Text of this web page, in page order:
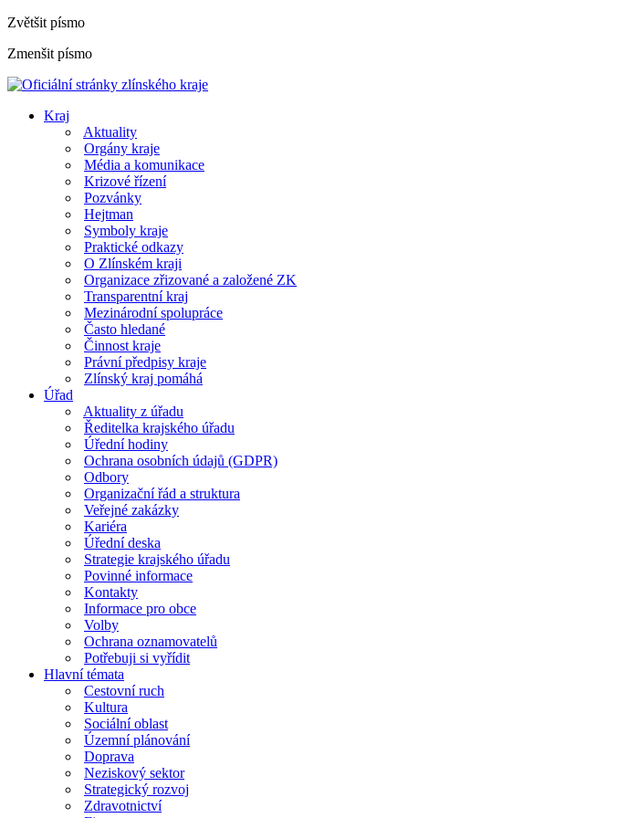
Zvětšit písmo
Zmenšit písmo
Kraj
Aktuality
Orgány kraje
Média a komunikace
Krizové řízení
Pozvánky
Hejtman
Symboly kraje
Praktické odkazy
O Zlínském kraji
Organizace zřizované a založené ZK
Transparentní kraj
Mezinárodní spolupráce
Často hledané
Činnost kraje
Právní předpisy kraje
Zlínský kraj pomáhá
Úřad
Aktuality z úřadu
Ředitelka krajského úřadu
Úřední hodiny
Ochrana osobních údajů (GDPR)
Odbory
Organizační řád a struktura
Veřejné zakázky
Kariéra
Úřední deska
Strategie krajského úřadu
Povinné informace
Kontakty
Informace pro obce
Volby
Ochrana oznamovatelů
Potřebuji si vyřídit
Hlavní témata
Cestovní ruch
Kultura
Sociální oblast
Územní plánování
Doprava
Neziskový sektor
Strategický rozvoj
Zdravotnictví